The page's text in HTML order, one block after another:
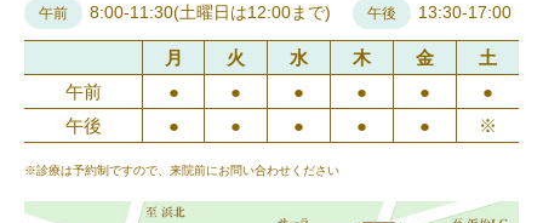
午前 8:00-11:30(土曜日は12:00まで) 午後 13:30-17:00
月 火 水 木 金
土
午前
● ● ● ● ●
●
午後
● ● ● ● ● ※
※診療は予約制ですので、来院前にお問い合わせください